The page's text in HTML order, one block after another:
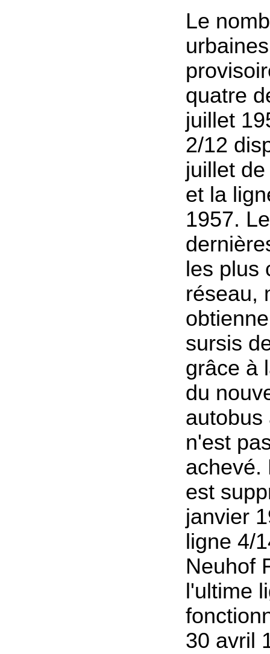
Le
quatre
juillet
2/12
juillet
et la
1957.
les plus
réseau,
sursis
grâce à
du
n'est
achevé.
est
janvier
ligne 4/
Neuhof
l'ultime
30 avril